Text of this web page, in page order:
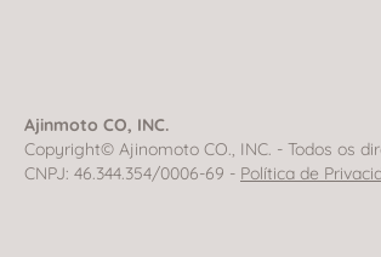
Ajinmoto CO, INC.
Copyright© Ajinomoto CO., INC. - Todos os
CNPJ: 46.344.354/0006-69 - Política de